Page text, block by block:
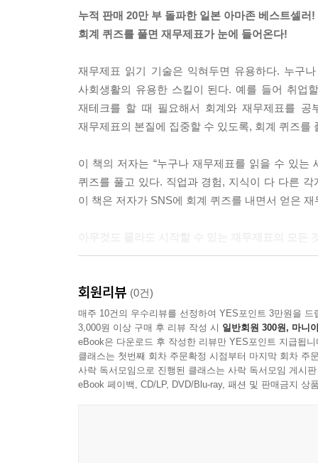
누적 판매 20만 부 돌파한 일본 아마존 베스트셀러!
회계 퀴즈를 풀면 재무제표가 눈에 들어온다!
재무제표 읽기 기술은 익혀두면 유용하다. 누구
사회생활의 유용한 스킬이 된다. 예를 들어 취업
재테크를 할 때 필요해서 회계와 재무제표를
재무제표의 본질에 집중할 수 있도록, 회계 퀴즈를
이 책의 저자는 “누구나 재무제표를 읽을 수 있는
퀴즈를 풀고 있다. 직업과 경험, 지식이 다 다른
이 책은 저자가 SNS에 회계 퀴즈를 내면서 얻은
표시한 재무보고서이다. 법에 따라 의무가 있는
들여다보면, 정말 어렵다. 이해하려고 관련 책을
나오거나, 숫자가 빼곡히 적혀 있는 도표에 질려버
『한 권으로 끝내는 재무제표』는 크게 2단계로
재무제표를 분석한다. 실제 기업의 재무제표 수치
회원리뷰 (0건)
매주 10건의 우수리뷰를 선정하여 YES포인트 3만원을 드
3,000원 이상 구매 후 리뷰 작성 시 일반회원 300원, 마니
eBook은 다운로드 후 작성한 리뷰만 YES포인트 지급됩니
클래스는 첫번째 회차 주문확정 시점부터 마지막 회차 주
사락 독서모임으로 진행된 클래스는 사락 독서모임 게시
eBook 페이백, CD/LP, DVD/Blu-ray, 패션 및 판매금지 상